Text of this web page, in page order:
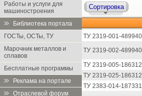
Работы и услуги для
машиностроения
Библиотека портала
ГОСТы, ОСТы, ТУ
Марочник металлов и
сплавов
Бесплатные программы
Реклама на портале
Отраслевой форум
Сортировка
ТУ 2319-001-
ТУ 2319-002-
ТУ 2319-005-
ТУ 2319-025-
ТУ 2383-014-